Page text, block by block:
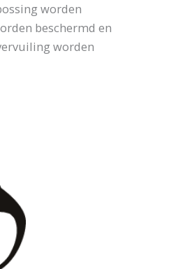
worden
beschermd en
worden